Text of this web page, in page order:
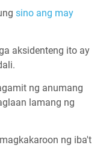
sino ang may
aksidenteng ito ay
ng anumang
lamang ng
ng iba't